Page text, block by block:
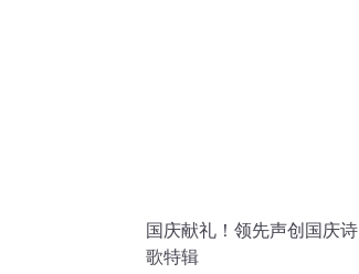
国庆献礼！领先声创国庆诗
歌特辑